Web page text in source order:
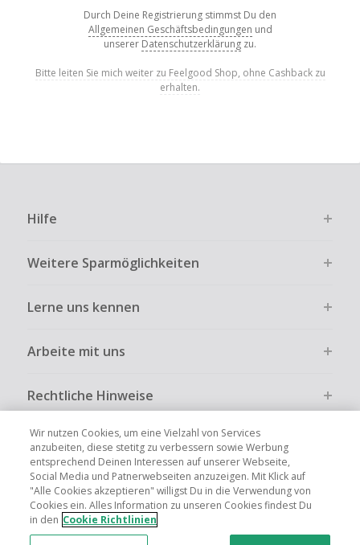
Durch Deine Registrierung stimmst Du den
Allgemeinen Geschäftsbedingungen und
unserer Datenschutzerklärung zu.
Bitte leiten Sie mich weiter zu Feelgood Shop, ohne Cashback zu
erhalten.
Hilfe
Weitere Sparmöglichkeiten
Lerne uns kennen
Arbeite mit uns
Rechtliche Hinweise
Globale Websites UK US CN JP FR AU IT
Wir nutzen Cookies, um eine Vielzahl von Services
anzubeiten, diese stetitg zu verbessern sowie Werbung
entsprechend Deinen Interessen auf unserer Webseite,
Social Media und Patnerwebseiten anzuzeigen. Mit Klick auf
"Alle Cookies akzeptieren" willigst Du in die Verwendung von
Cookies ein. Alles Information zu unseren Cookies findest Du
in den Cookie Richtlinien